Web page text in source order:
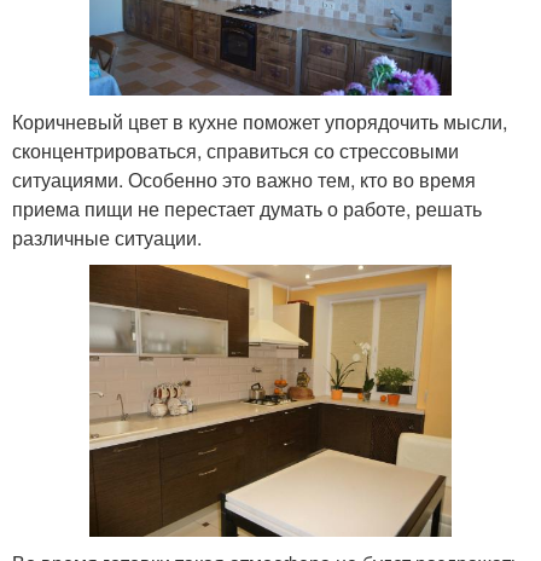
Коричневый цвет в кухне поможет упорядочить мысли,
сконцентрироваться, справиться со стрессовыми
ситуациями. Особенно это важно тем, кто во время
приема пищи не перестает думать о работе, решать
различные ситуации.